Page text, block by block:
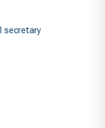
secretary